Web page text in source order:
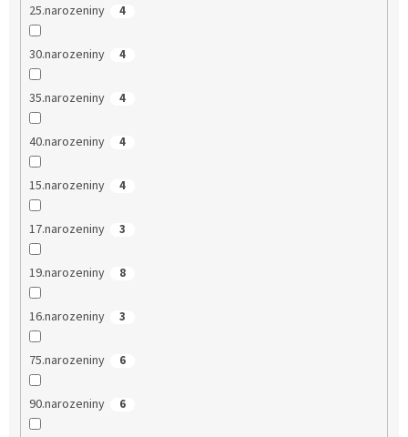
25.narozeniny 4
30.narozeniny 4
35.narozeniny 4
40.narozeniny 4
15.narozeniny 4
17.narozeniny 3
19.narozeniny 8
16.narozeniny 3
75.narozeniny 6
90.narozeniny 6